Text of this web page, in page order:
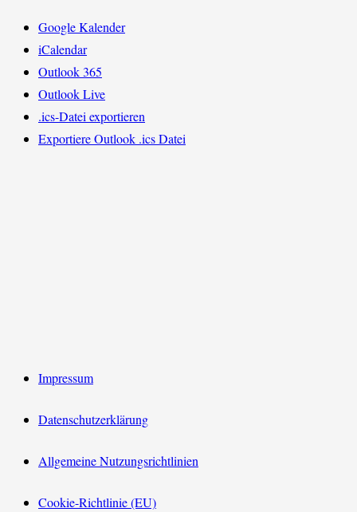
Google Kalender
iCalendar
Outlook 365
Outlook Live
.ics-Datei exportieren
Exportiere Outlook .ics Datei
Impressum
Datenschutzerklärung
Allgemeine Nutzungsrichtlinien
Cookie-Richtlinie (EU)